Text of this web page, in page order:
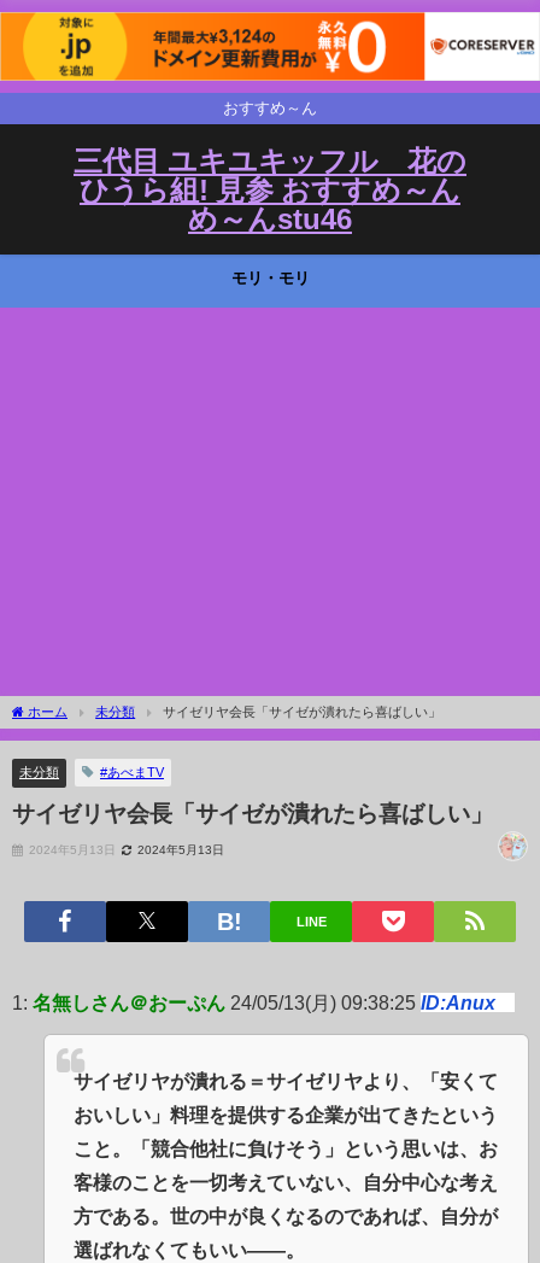
おすすめ～ん
三代目 ユキユキッフル 花の
ひうら組! 見参 おすすめ～ん
め～んstu46
モリ・モリ
ホーム 未分類 サイゼリヤ会長「サイゼが潰れたら喜ばしい」
未分類 #あべまTV
サイゼリヤ会長「サイゼが潰れたら喜ばしい」
2024年5月13日 2024年5月13日
LINE
1: 名無しさん＠おーぷん 24/05/13(月) 09:38:25 ID:Anux
サイゼリヤが潰れる＝サイゼリヤより、「安くて
おいしい」料理を提供する企業が出てきたという
こと。「競合他社に負けそう」という思いは、お
客様のことを一切考えていない、自分中心な考え
方である。世の中が良くなるのであれば、自分が
選ばれなくてもいい――。